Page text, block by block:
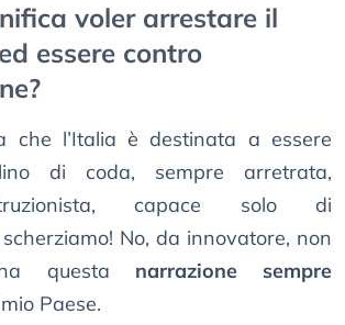
voler arrestare il
essere contro
che l’Italia è destinata a essere
di coda, sempre arretrata,
capace solo di
No, da innovatore, non
questa narrazione sempre
Paese.